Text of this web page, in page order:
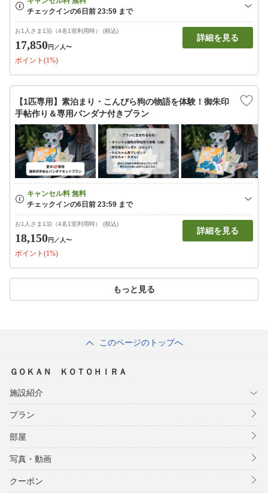
お1人さま1泊（4名1室利用時） (税込)
17,850円 ／人〜
ポイント(1%)
詳細を見る
【1匹専用】素泊まり・こんぴら狗の物語を体験！御朱印
手帖作り＆専用バンダナ付きプラン
お1人さま1泊（4名1室利用時） (税込)
18,150円 ／人〜
ポイント(1%)
詳細を見る
もっと見る
このページのトップへ
ＧＯＫＡＮ ＫＯＴＯＨＩＲＡ
施設紹介
プラン
部屋
写真・動画
クーポン